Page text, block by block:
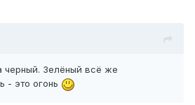
черный. Зелёный всё же
- это огонь